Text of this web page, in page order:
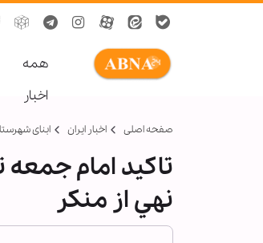
همه
اخبار
صفحه اصلی اخبار ایران ابنای
تاکید امام جمعه
نهي از منكر